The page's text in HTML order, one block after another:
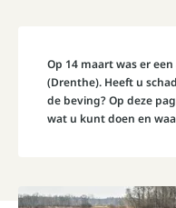
Op 14 maart was er
(Drenthe). Heeft u
de beving? Op deze
wat u kunt doen en